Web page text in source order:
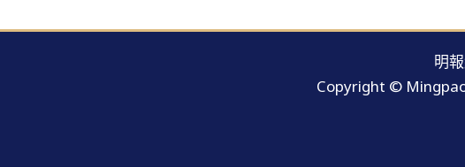
明
Copyright ©